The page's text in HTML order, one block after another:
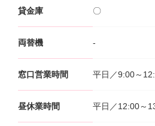
サービスのご案内
サービスのご案内
※たいこうNaviはウェルスナビ株式会社が提供する
貸金庫 〇
両替機 -
窓口営業時間 平日／9:00～
昼休業時間 平日／12:00～